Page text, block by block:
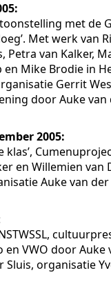
met de
Met werk van
Petra van Kalker,
en Mike Brodie in
Gerrit
door Auke van
2005:
klas’,
en Willemien van
Auke van der
en VWO door Auke
Sluis, organisatie